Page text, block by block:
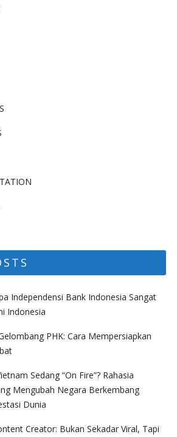
Independensi Bank Indonesia Sangat
Indonesia
PHK: Cara Mempersiapkan
Sedang “On Fire”? Rahasia
Mengubah Negara Berkembang
Dunia
Creator: Bukan Sekadar Viral, Tapi